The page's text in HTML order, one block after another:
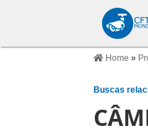
Home »
Buscas